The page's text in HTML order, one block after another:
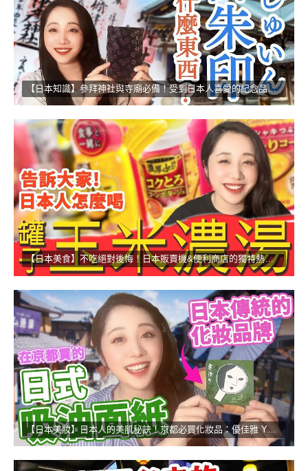
【日本知識】參拜神社與寺廟必備！受到日本人喜愛的紀念品！！
【日本美食】不吃絕對後悔！日本販賣機&便利商店的獨特熱食！
【日本美妝】日本人的美肌秘訣！京都必買化妝品：優佳雅 YOJIYA！！